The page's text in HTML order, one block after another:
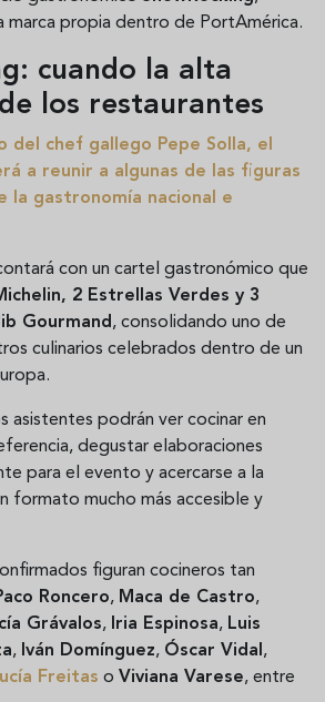
marca propia dentro de PortAmérica.
cuando la alta
los restaurantes
del chef gallego Pepe Solla, el
a reunir a algunas de las figuras
la gastronomía nacional e
con un cartel gastronómico que
2 Estrellas Verdes y 3
Gourmand, consolidando uno de
culinarios celebrados dentro de un
asistentes podrán ver cocinar en
degustar elaboraciones
para el evento y acercarse a la
formato mucho más accesible y
figuran cocineros tan
Roncero, Maca de Castro,
Grávalos, Iria Espinosa, Luis
, Iván Domínguez, Óscar Vidal,
Freitas o Viviana Varese, entre